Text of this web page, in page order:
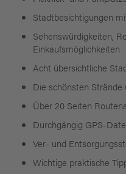
Stadtbesichtigungen
Sehenswürdigkeiten,
Einkaufsmöglichkeiten
Acht übersichtliche
Die schönsten Strände
Über 20 Seiten
Durchgängig GPS-
Ver- und
Wichtige praktische